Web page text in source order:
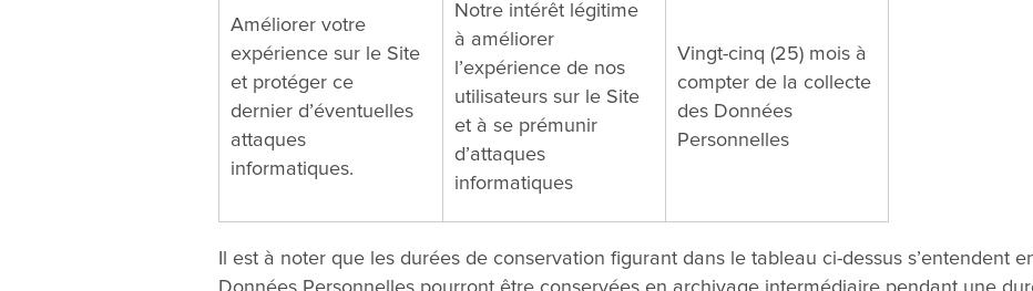
Améliorer votre
expérience sur le Site
et protéger ce
dernier d’éventuelles
attaques
informatiques.
Notre intérêt légitime
à améliorer
l’expérience de nos
utilisateurs sur le Site
et à se prémunir
d’attaques
informatiques
Vingt-cinq (25) mois à
compter de la collecte
des Données
Personnelles
Il est à noter que les durées de conservation figurant dans le tableau ci-dessus s’entendent